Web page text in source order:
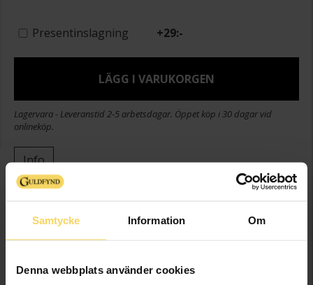
Samtycke Information Om
Denna webbplats använder cookies
Presentinslagning +29:-
LÄGG I VARUKORGEN
Lagervara - Leveranstid 2-5 arbetsdagar. Öppet köp i 30 dagar vid
onlineköp.
Info
Bredd ca (mm)
Höjd ca (mm)
13,5
Sten/Pärla
Syntetisk sten